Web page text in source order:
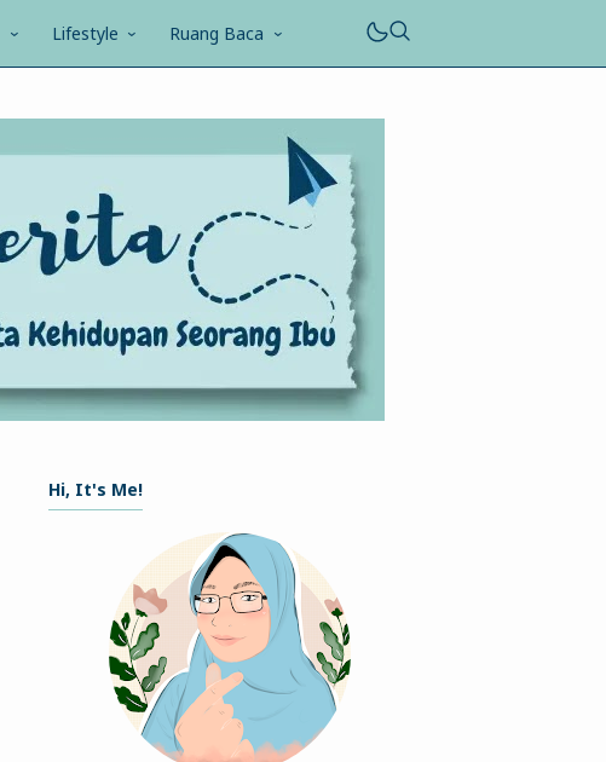
Lifestyle Ruang Baca
Hi, It's Me!